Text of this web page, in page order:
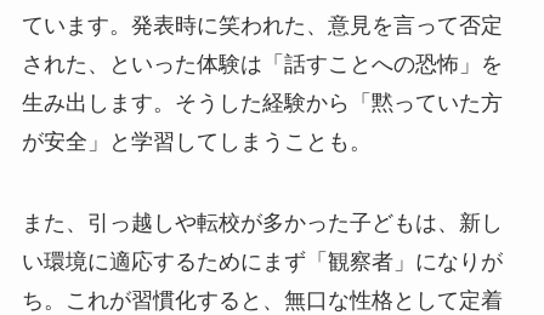
ています。発表時に笑われた、意見を言って否定
された、といった体験は「話すことへの恐怖」を
生み出します。そうした経験から「黙っていた方
が安全」と学習してしまうことも。
また、引っ越しや転校が多かった子どもは、新し
い環境に適応するためにまず「観察者」になりが
ち。これが習慣化すると、無口な性格として定着